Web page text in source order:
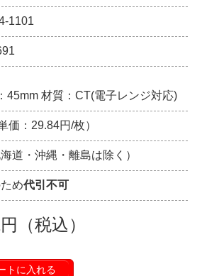
1101
45mm 材質：CT(電子レンジ対応)
価：29.84円/枚）
道・沖縄・離島は除く）
め代引不可
（税込）
トに入れる